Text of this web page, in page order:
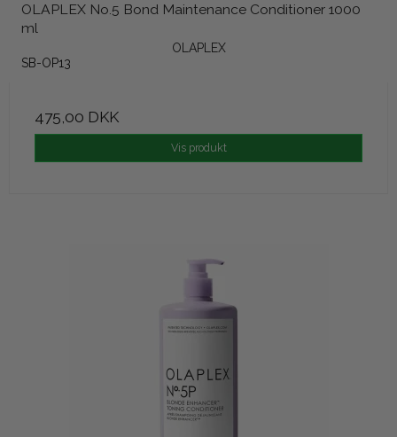
OLAPLEX No.5 Bond Maintenance Conditioner 1000
ml
OLAPLEX
SB-OP13
475,00 DKK
Vis produkt